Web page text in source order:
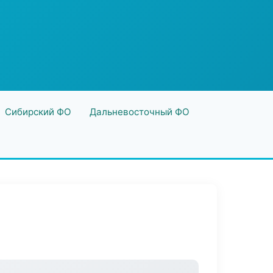
Сибирский ФО Дальневосточный ФО